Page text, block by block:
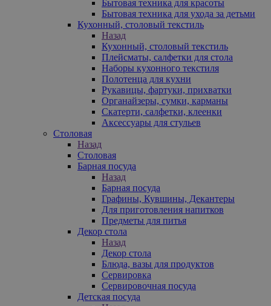
Бытовая техника для красоты
Бытовая техника для ухода за детьми
Кухонный, столовый текстиль
Назад
Кухонный, столовый текстиль
Плейсматы, салфетки для стола
Наборы кухонного текстиля
Полотенца для кухни
Рукавицы, фартуки, прихватки
Органайзеры, сумки, карманы
Скатерти, салфетки, клеенки
Аксессуары для стульев
Столовая
Назад
Столовая
Барная посуда
Назад
Барная посуда
Графины, Кувшины, Декантеры
Для приготовления напитков
Предметы для питья
Декор стола
Назад
Декор стола
Блюда, вазы для продуктов
Сервировка
Сервировочная посуда
Детская посуда